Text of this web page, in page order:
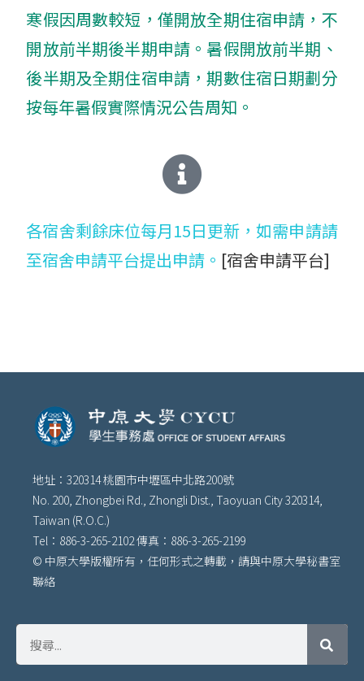
寒假因周數較短，僅開放全期住宿申請，不
開放前半期後半期申請。暑假開放前半期、
後半期及全期住宿申請，期數住宿日期劃分
按每年暑假實際情況公告周知。
各宿舍剩餘床位每月15日更新，如需申請請
至宿舍申請平台提出申請。 [宿舍申請平台]
地址：320314 桃園市中壢區中北路200號
No. 200, Zhongbei Rd., Zhongli Dist., Taoyuan City 320314,
Taiwan (R.O.C.)
Tel：886-3-265-2102 傳真：886-3-265-2199
© 中原大學版權所有，任何形式之轉載，請與中原大學秘書室
聯絡